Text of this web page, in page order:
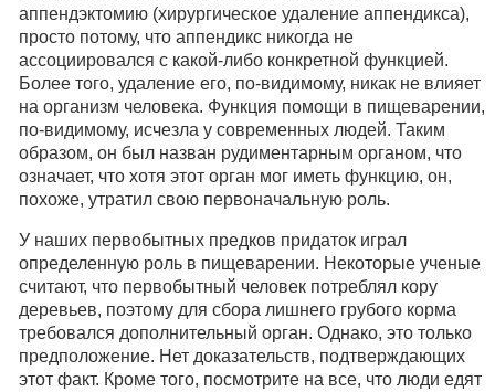
аппендэктомию (хирургическое удаление аппендикса),
просто потому, что аппендикс никогда не
ассоциировался с какой-либо конкретной функцией.
Более того, удаление его, по-видимому, никак не влияет
на организм человека. Функция помощи в пищеварении,
по-видимому, исчезла у современных людей. Таким
образом, он был назван рудиментарным органом, что
означает, что хотя этот орган мог иметь функцию, он,
похоже, утратил свою первоначальную роль.
У наших первобытных предков придаток играл
определенную роль в пищеварении. Некоторые ученые
считают, что первобытный человек потреблял кору
деревьев, поэтому для сбора лишнего грубого корма
требовался дополнительный орган. Однако, это только
предположение. Нет доказательств, подтверждающих
этот факт. Кроме того, посмотрите на все, что люди едят